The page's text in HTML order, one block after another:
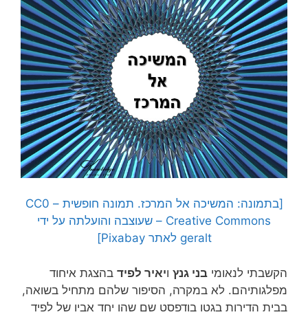
[בתמונה: המשיכה אל המרכז. תמונה חופשית – CC0
Creative Commons – שעוצבה והועלתה על ידי
geralt לאתר Pixabay]
הקשבתי לנאומי בני גנץ ויאיר לפיד בהצגת איחוד
מפלגותיהם. לא במקרה, הסיפור שלהם מתחיל בשואה,
בבית הדירות בגטו בודפסט שם שהו יחד אביו של לפיד